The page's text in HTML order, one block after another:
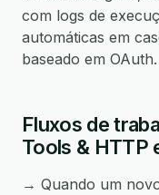
com logs de
automáticas em
baseado em OAuth.
Fluxos de
Tools & HTTP
→ Quando um